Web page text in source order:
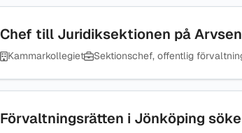
Chef till Juridiksektionen på
Kammarkollegiet Sektionschef, offentlig
Förvaltningsrätten i Jönköping